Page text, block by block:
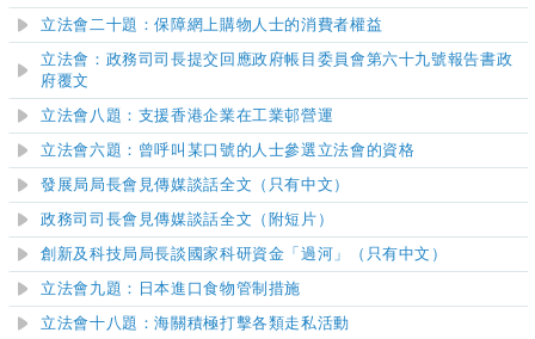
立法會二十題：保障網上購物人士的消費者權益
立法會：政務司司長提交回應政府帳目委員會第六十九號報告書政
府覆文
立法會八題：支援香港企業在工業邨營運
立法會六題：曾呼叫某口號的人士參選立法會的資格
發展局局長會見傳媒談話全文（只有中文）
政務司司長會見傳媒談話全文（附短片）
創新及科技局局長談國家科研資金「過河」（只有中文）
立法會九題：日本進口食物管制措施
立法會十八題：海關積極打擊各類走私活動